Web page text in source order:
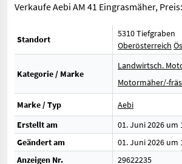
Verkaufe Aebi AM 41 Eingrasmäher,
Standort
5310 Tiefgraben
Oberösterreich
Kategorie / Marke
Landwirtsch.
Motormäher/-
Marke / Typ
Aebi
Erstellt am
01. Juni 2026 um
Geändert am
01. Juni 2026 um
Anzeigen Nr.
29622235